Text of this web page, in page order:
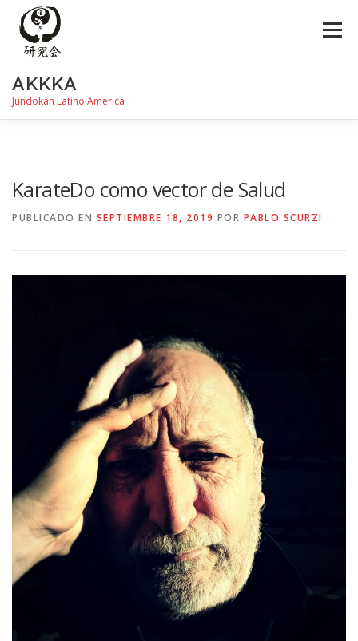
contenido
AKKKA
Jundokan Latino América
Menú
KarateDo como vector de Salud
PUBLICADO EN SEPTIEMBRE 18, 2019 POR PABLO SCURZI